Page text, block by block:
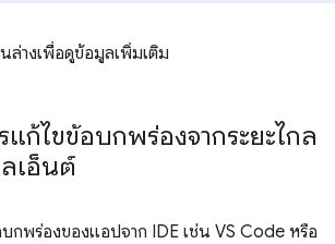
ล่างเพื่อดูข้อมูลเพิ่มเติม
แก้ไขข้อบกพร่องจากระยะไกล
เอ็นต์
กพร่องของแอปจาก IDE เช่น VS Code หรือ